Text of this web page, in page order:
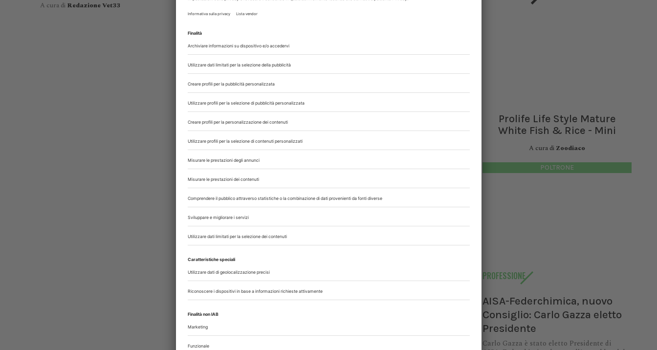
A cura di Redazione Vet33
Pagina di 1 1
Prolife Life Style Mature
White Fish & Rice - Mini
A cura di Zoodiaco
POLTRONE
PROFESSIONE
AISA-Federchimica, nuovo
Consiglio: Carlo Gazza eletto
Presidente
Carlo Gazza è stato eletto Presidente di